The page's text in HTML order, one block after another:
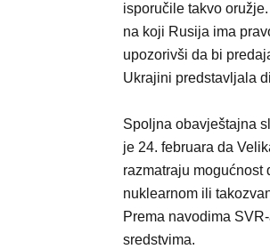
isporučile takvo
na koji Rusija ima
upozorivši da bi
Ukrajini predstavljala
Spoljna obavještajna
je 24. februara da
razmatraju mogućnost
nuklearnom ili
Prema navodima
sredstvima.